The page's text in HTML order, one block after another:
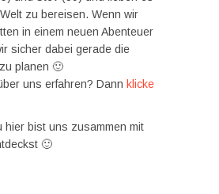
zu bereisen. Wenn wir
in einem neuen Abenteuer
sicher dabei gerade die
planen 🙂
uns erfahren? Dann klicke
hier bist uns zusammen mit
🙂